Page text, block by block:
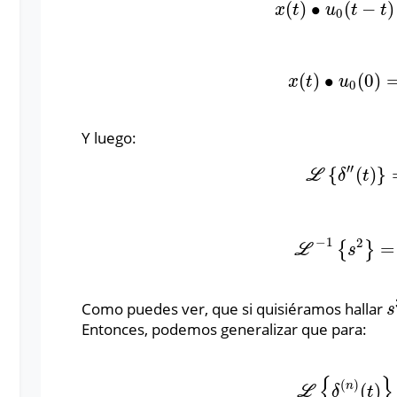
x(t) ∙ u0 (t − t)
x( t)∙u0( t−t )=
x(t) ∙ u0 (0)
x (t ∙u0(0)= δ
Y luego:
L {δ′′ (t)}
L{δ′ ′(t)} = s
L −1 { s2 } =
L− 1 {s2 } =δ′
Como puedes ver, que si quisiéramos hallar s
s
Entonces, podemos generalizar que para:
δ(n) (t)
L{δ(n)(t)} =